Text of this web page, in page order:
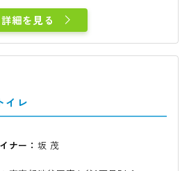
詳細を見る
イレ
ナー： 坂 茂